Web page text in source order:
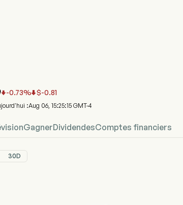
-0.73% $-0.81
:Aug 06, 15:25:15 GMT-4
GagnerDividendesComptes financiers
30D